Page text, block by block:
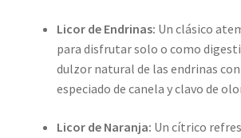
Licor de Endrinas: Un clásico
para disfrutar solo o como
dulzor natural de las endrinas
especiado de canela y clavo de
Licor de Naranja: Un cítrico